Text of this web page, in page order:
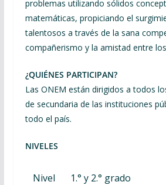
problemas utilizando sólidos
matemáticas, propiciando el
talentosos a través de la sana
compañerismo y la amistad entre
¿QUIÉNES PARTICIPAN?
Las ONEM están dirigidos a todos
de secundaria de las instituciones
todo el país.
NIVELES
Nivel
1.° y 2.° grado